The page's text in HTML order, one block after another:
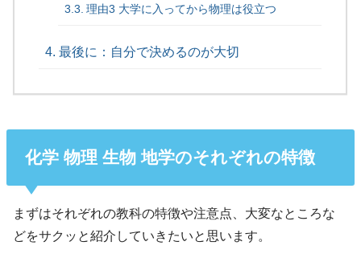
理由3 大学に入ってから物理は役立つ
最後に：自分で決めるのが大切
化学 物理 生物 地学のそれぞれの特徴
まずはそれぞれの教科の特徴や注意点、大変なところな
どをサクッと紹介していきたいと思います。